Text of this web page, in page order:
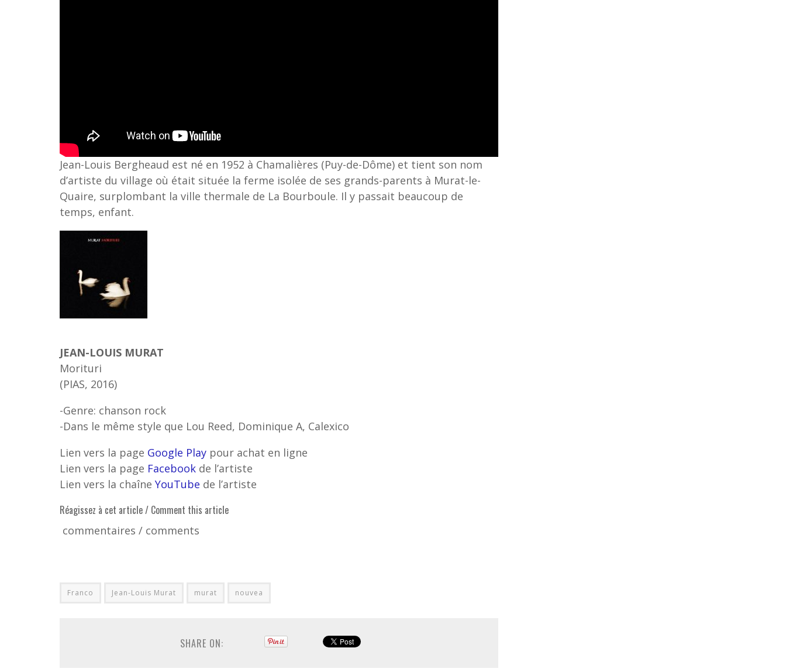
Jean-Louis Bergheaud est né en 1952 à Chamalières (Puy-de-Dôme) et tient son nom
d’artiste du village où était située la ferme isolée de ses grands-parents à Murat-le-
Quaire, surplombant la ville thermale de La Bourboule. Il y passait beaucoup de
temps, enfant.
JEAN-LOUIS MURAT
Morituri
(PIAS, 2016)
-Genre: chanson rock
-Dans le même style que Lou Reed, Dominique A, Calexico
Lien vers la page Google Play pour achat en ligne
Lien vers la page Facebook de l’artiste
Lien vers la chaîne YouTube de l’artiste
Réagissez à cet article / Comment this article
commentaires / comments
Franco Jean-Louis Murat murat nouvea
SHARE ON: